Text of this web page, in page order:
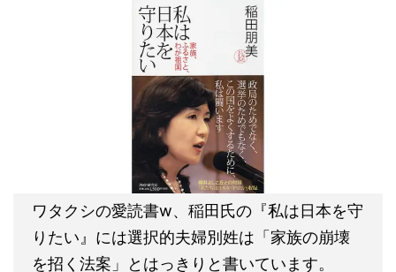
ワタクシの愛読書w、稲田氏の『私は日本を守
りたい』には選択的夫婦別姓は「家族の崩壊
を招く法案」とはっきりと書いています。